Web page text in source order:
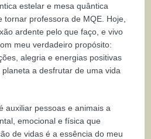
estelar e mesa quântica
professora de MQE. Hoje,
ardente pelo que faço, e vivo
meu verdadeiro propósito:
alegria e energias positivas
a desfrutar de uma vida
auxiliar pessoas e animais a
emocional e física que
de vidas é a essência do meu